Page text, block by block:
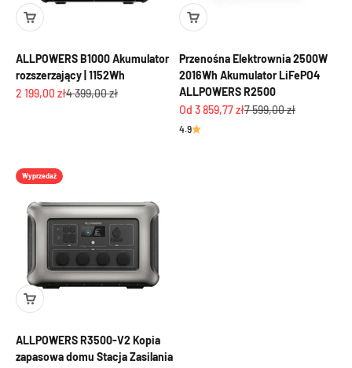
ALLPOWERS B1000 Akumulator
rozszerzający | 1152Wh
Cena promocyjna
2 199,00 złCena regularna
4 399,00 zł
Przenośna Elektrownia 2500W
2016Wh Akumulator LiFePO4
ALLPOWERS R2500
Cena promocyjna
Od 3 859,77 złCena regularna
7 599,00 zł
4.9
Wyprzedaż
ALLPOWERS R3500-V2 Kopia
zapasowa domu Stacja Zasilania